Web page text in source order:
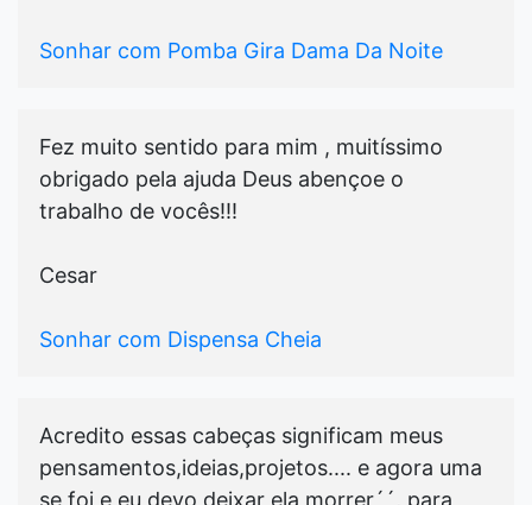
Sonhar com Pomba Gira Dama Da Noite
Fez muito sentido para mim , muitíssimo
obrigado pela ajuda Deus abençoe o
trabalho de vocês!!!
Cesar
Sonhar com Dispensa Cheia
Acredito essas cabeças significam meus
pensamentos,ideias,projetos.... e agora uma
se foi e eu devo deixar ela morrer´´, para